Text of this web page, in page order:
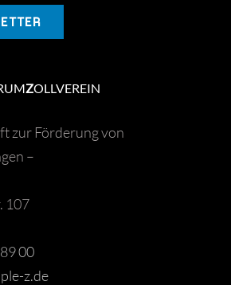
ZOLLVEREIN
zur Förderung von
–
107
00
z.de